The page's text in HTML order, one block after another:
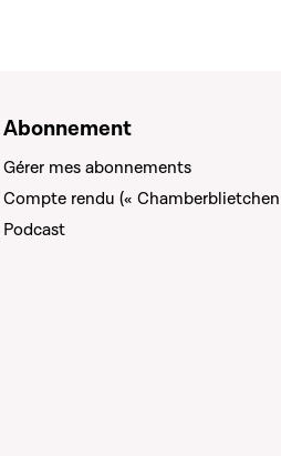
Abonnement
Gérer mes abonnements
Compte rendu («
Podcast